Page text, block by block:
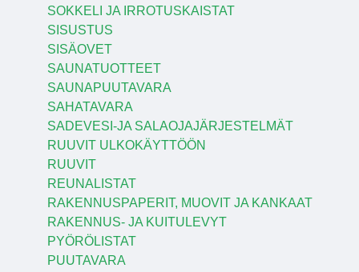
SOKKELI JA IRROTUSKAISTAT
SISUSTUS
SISÄOVET
SAUNATUOTTEET
SAUNAPUUTAVARA
SAHATAVARA
SADEVESI-JA SALAOJAJÄRJESTELMÄT
RUUVIT ULKOKÄYTTÖÖN
RUUVIT
REUNALISTAT
RAKENNUSPAPERIT, MUOVIT JA KANKAAT
RAKENNUS- JA KUITULEVYT
PYÖRÖLISTAT
PUUTAVARA